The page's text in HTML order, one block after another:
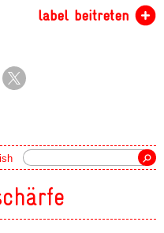
label beitreten